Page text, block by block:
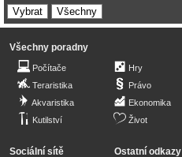
Všechny poradny
Počítače
Teraristika
Akvaristika
Kutilství
Hry
Právo
Ekonomika
Život
Sociální sítě Ostatní odkazy